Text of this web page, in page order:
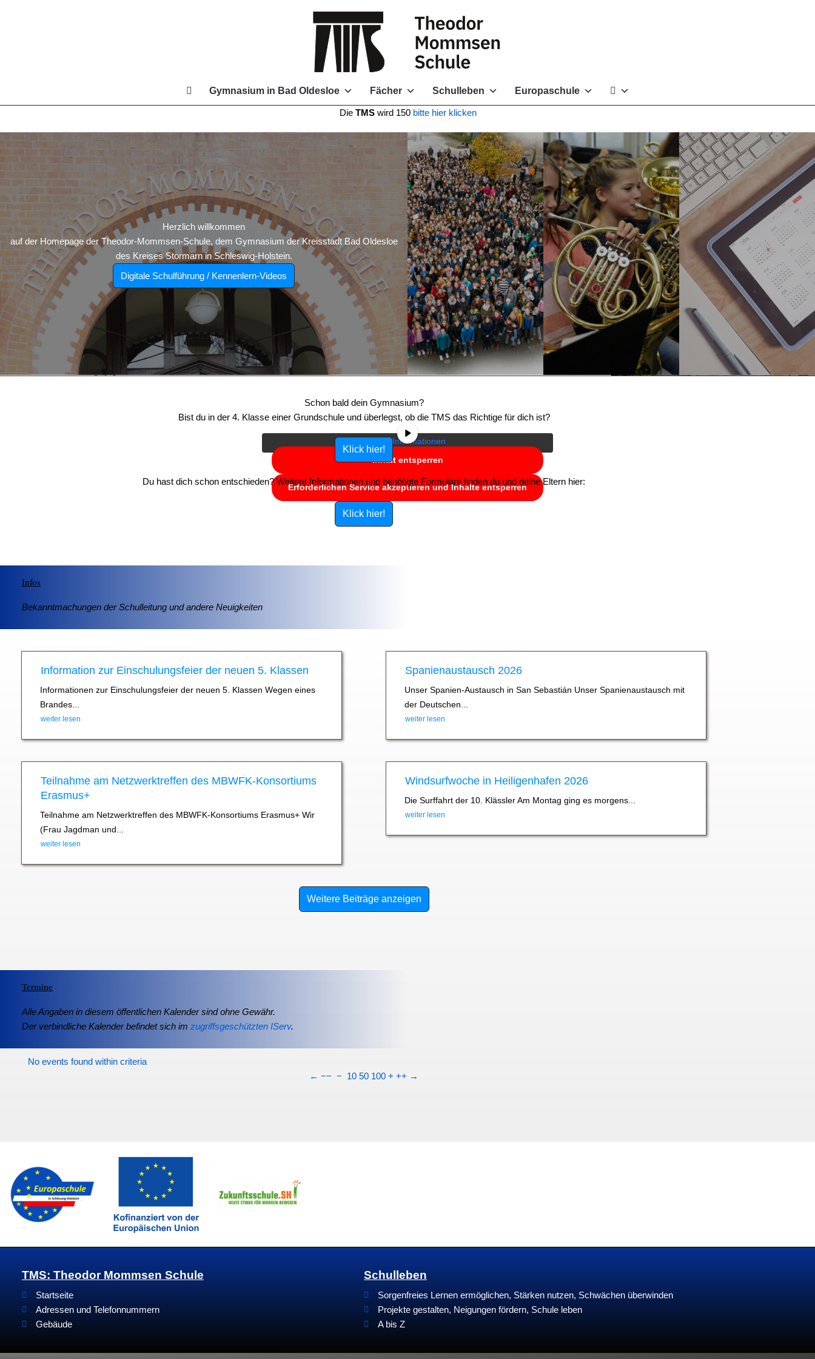
Gymnasium in Bad Oldesloe Fächer Schulleben Europaschule
Die TMS wird 150 bitte hier klicken
Herzlich willkommen
auf der Homepage der Theodor-Mommsen-Schule, dem Gymnasium der Kreisstadt Bad Oldesloe
des Kreises Stormarn in Schleswig-Holstein.
Digitale Schulführung / Kennenlern-Videos
eigentlichen Inhalt zuzugreifen, klicken Sie auf die Schaltfläche unten.
Bitte beachten Sie, dass dabei Daten an Drittanbieter weitergegeben
werden.
Mehr Informationen
Inhalt entsperren
Erforderlichen Service akzeptieren und Inhalte entsperren
Schon bald dein Gymnasium?
Bist du in der 4. Klasse einer Grundschule und überlegst, ob die TMS das Richtige für dich ist?
Klick hier!
Du hast dich schon entschieden? Weitere Informationen und benötigte Formulare finden du und deine Eltern hier:
Klick hier!
Infos
Bekanntmachungen der Schulleitung und andere Neuigkeiten
Information zur Einschulungsfeier der neuen 5. Klassen
Informationen zur Einschulungsfeier der neuen 5. Klassen Wegen eines
Brandes...
weiter lesen
Spanienaustausch 2026
Unser Spanien-Austausch in San Sebastián Unser Spanienaustausch mit
der Deutschen...
weiter lesen
Teilnahme am Netzwerktreffen des MBWFK-Konsortiums
Erasmus+
Teilnahme am Netzwerktreffen des MBWFK-Konsortiums Erasmus+ Wir
(Frau Jagdman und...
weiter lesen
Windsurfwoche in Heiligenhafen 2026
Die Surffahrt der 10. Klässler Am Montag ging es morgens...
weiter lesen
Weitere Beiträge anzeigen
Termine
Alle Angaben in diesem öffentlichen Kalender sind ohne Gewähr.
Der verbindliche Kalender befindet sich im zugriffsgeschützten IServ.
No events found within criteria
← −− − 10 50 100 + ++ →
TMS: Theodor Mommsen Schule
Startseite
Adressen und Telefonnummern
Gebäude
Schulleben
Sorgenfreies Lernen ermöglichen, Stärken nutzen, Schwächen überwinden
Projekte gestalten, Neigungen fördern, Schule leben
A bis Z